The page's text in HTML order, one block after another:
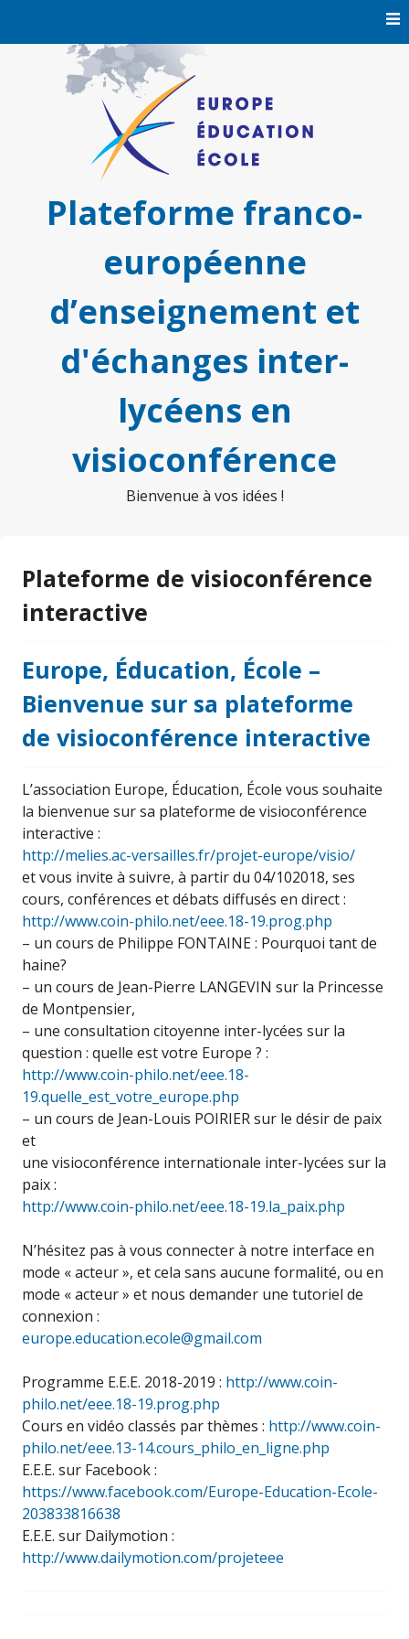
Plateforme franco-
européenne
d’enseignement et
d'échanges inter-
lycéens en
visioconférence
Bienvenue à vos idées !
Plateforme de visioconférence
interactive
Europe, Éducation, École –
Bienvenue sur sa plateforme
de visioconférence interactive
L’association Europe, Éducation, École vous souhaite
la bienvenue sur sa plateforme de visioconférence
interactive :
http://melies.ac-versailles.fr/projet-europe/visio/
et vous invite à suivre, à partir du 04/102018, ses
cours, conférences et débats diffusés en direct :
http://www.coin-philo.net/eee.18-19.prog.php
– un cours de Philippe FONTAINE : Pourquoi tant de
haine?
– un cours de Jean-Pierre LANGEVIN sur la Princesse
de Montpensier,
– une consultation citoyenne inter-lycées sur la
question : quelle est votre Europe ? :
http://www.coin-philo.net/eee.18-
19.quelle_est_votre_europe.php
– un cours de Jean-Louis POIRIER sur le désir de paix
et
une visioconférence internationale inter-lycées sur la
paix :
http://www.coin-philo.net/eee.18-19.la_paix.php
N’hésitez pas à vous connecter à notre interface en
mode « acteur », et cela sans aucune formalité, ou en
mode « acteur » et nous demander une tutoriel de
connexion :
europe.education.ecole@gmail.com
Programme E.E.E. 2018-2019 : http://www.coin-
philo.net/eee.18-19.prog.php
Cours en vidéo classés par thèmes : http://www.coin-
philo.net/eee.13-14.cours_philo_en_ligne.php
E.E.E. sur Facebook :
https://www.facebook.com/Europe-Education-Ecole-
203833816638
E.E.E. sur Dailymotion :
http://www.dailymotion.com/projeteee